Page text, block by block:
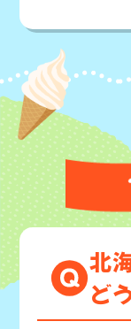
北
ど